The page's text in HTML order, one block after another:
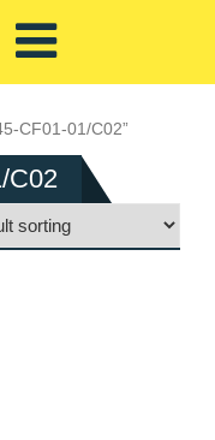
CF01-01/C02”
C02